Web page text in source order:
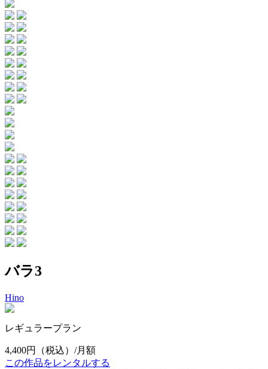
バラ3
Hino
レギュラープラン
4,400円
（税込）/月額
この作品をレンタルする